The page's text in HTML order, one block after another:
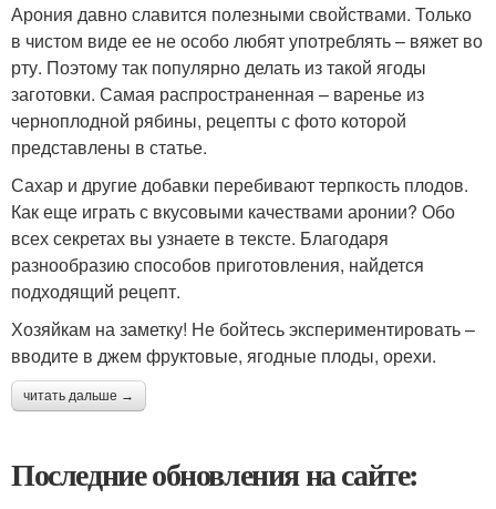
Арония давно славится полезными свойствами. Только
в чистом виде ее не особо любят употреблять – вяжет во
рту. Поэтому так популярно делать из такой ягоды
заготовки. Самая распространенная – варенье из
черноплодной рябины, рецепты с фото которой
представлены в статье.
Сахар и другие добавки перебивают терпкость плодов.
Как еще играть с вкусовыми качествами аронии? Обо
всех секретах вы узнаете в тексте. Благодаря
разнообразию способов приготовления, найдется
подходящий рецепт.
Хозяйкам на заметку! Не бойтесь экспериментировать –
вводите в джем фруктовые, ягодные плоды, орехи.
читать дальше →
Последние обновления на сайте: